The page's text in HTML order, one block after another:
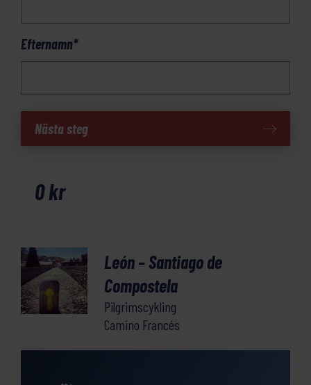
Efternamn*
León
Compostela
Nästa steg
0kr
León – Santiago de
Compostela
Pilgrimscykling
Camino Francés